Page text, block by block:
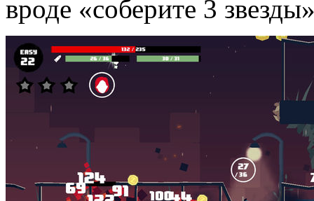
вроде «соберите 3